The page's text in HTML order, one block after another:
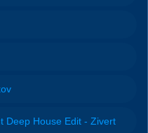
Deep House Edit - Zivert